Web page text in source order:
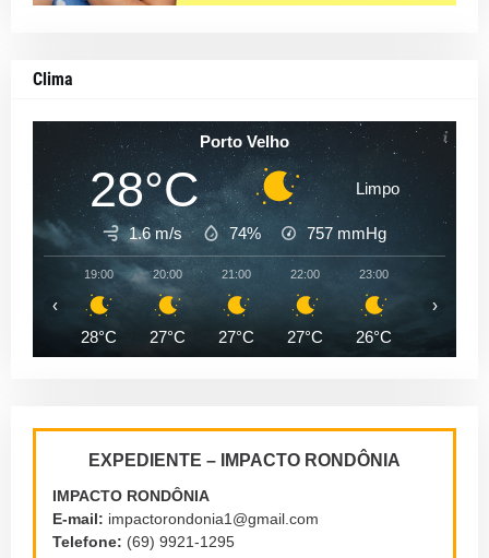
Clima
Porto Velho
28°C Limpo
1.6 m/s 74% 757 mmHg
19:00
28°C
20:00
27°C
21:00
27°C
22:00
27°C
23:00
26°C
‹ ›
EXPEDIENTE – IMPACTO RONDÔNIA
IMPACTO RONDÔNIA
E-mail: impactorondonia1@gmail.com
Telefone: (69) 9921-1295